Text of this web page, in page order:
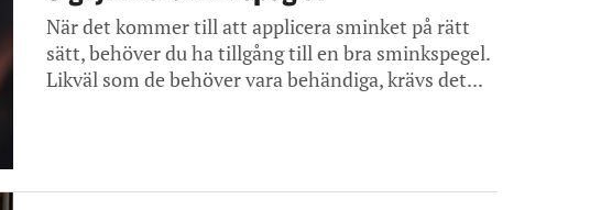
När det kommer till att applicera sminket på rätt
sätt, behöver du ha tillgång till en bra sminkspegel.
Likväl som de behöver vara behändiga, krävs det...